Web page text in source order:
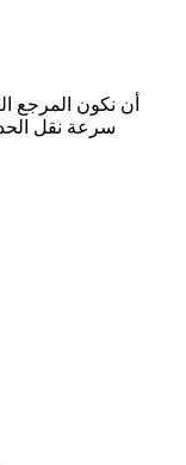
أن نكون المرجع
سرعة نقل